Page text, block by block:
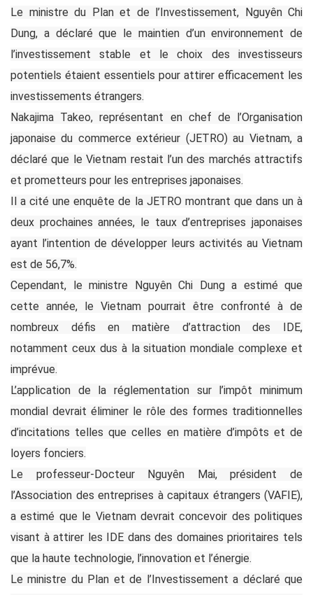
Le ministre du Plan et de l’Investissement, Nguyên Chi
Dung, a déclaré que le maintien d’un environnement de
l’investissement stable et le choix des investisseurs
potentiels étaient essentiels pour attirer efficacement les
investissements étrangers.
Nakajima Takeo, représentant en chef de l’Organisation
japonaise du commerce extérieur (JETRO) au Vietnam, a
déclaré que le Vietnam restait l’un des marchés attractifs
et prometteurs pour les entreprises japonaises.
Il a cité une enquête de la JETRO montrant que dans un à
deux prochaines années, le taux d’entreprises japonaises
ayant l’intention de développer leurs activités au Vietnam
est de 56,7%.
Cependant, le ministre Nguyên Chi Dung a estimé que
cette année, le Vietnam pourrait être confronté à de
nombreux défis en matière d’attraction des IDE,
notamment ceux dus à la situation mondiale complexe et
imprévue.
L’application de la réglementation sur l’impôt minimum
mondial devrait éliminer le rôle des formes traditionnelles
d’incitations telles que celles en matière d’impôts et de
loyers fonciers.
Le professeur-Docteur Nguyên Mai, président de
l’Association des entreprises à capitaux étrangers (VAFIE),
a estimé que le Vietnam devrait concevoir des politiques
visant à attirer les IDE dans des domaines prioritaires tels
que la haute technologie, l’innovation et l’énergie.
Le ministre du Plan et de l’Investissement a déclaré que